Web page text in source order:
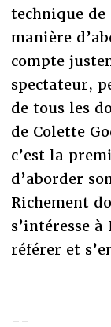
technique de
manière
compte
spectateur,
de tous les
de Colette
c’est la
d’aborder
Richement
s’intéresse à
référer et
--